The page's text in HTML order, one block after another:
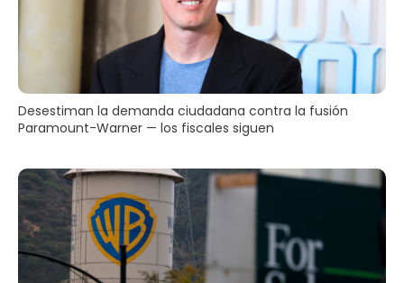
Desestiman la demanda ciudadana contra la fusión
Paramount-Warner — los fiscales siguen